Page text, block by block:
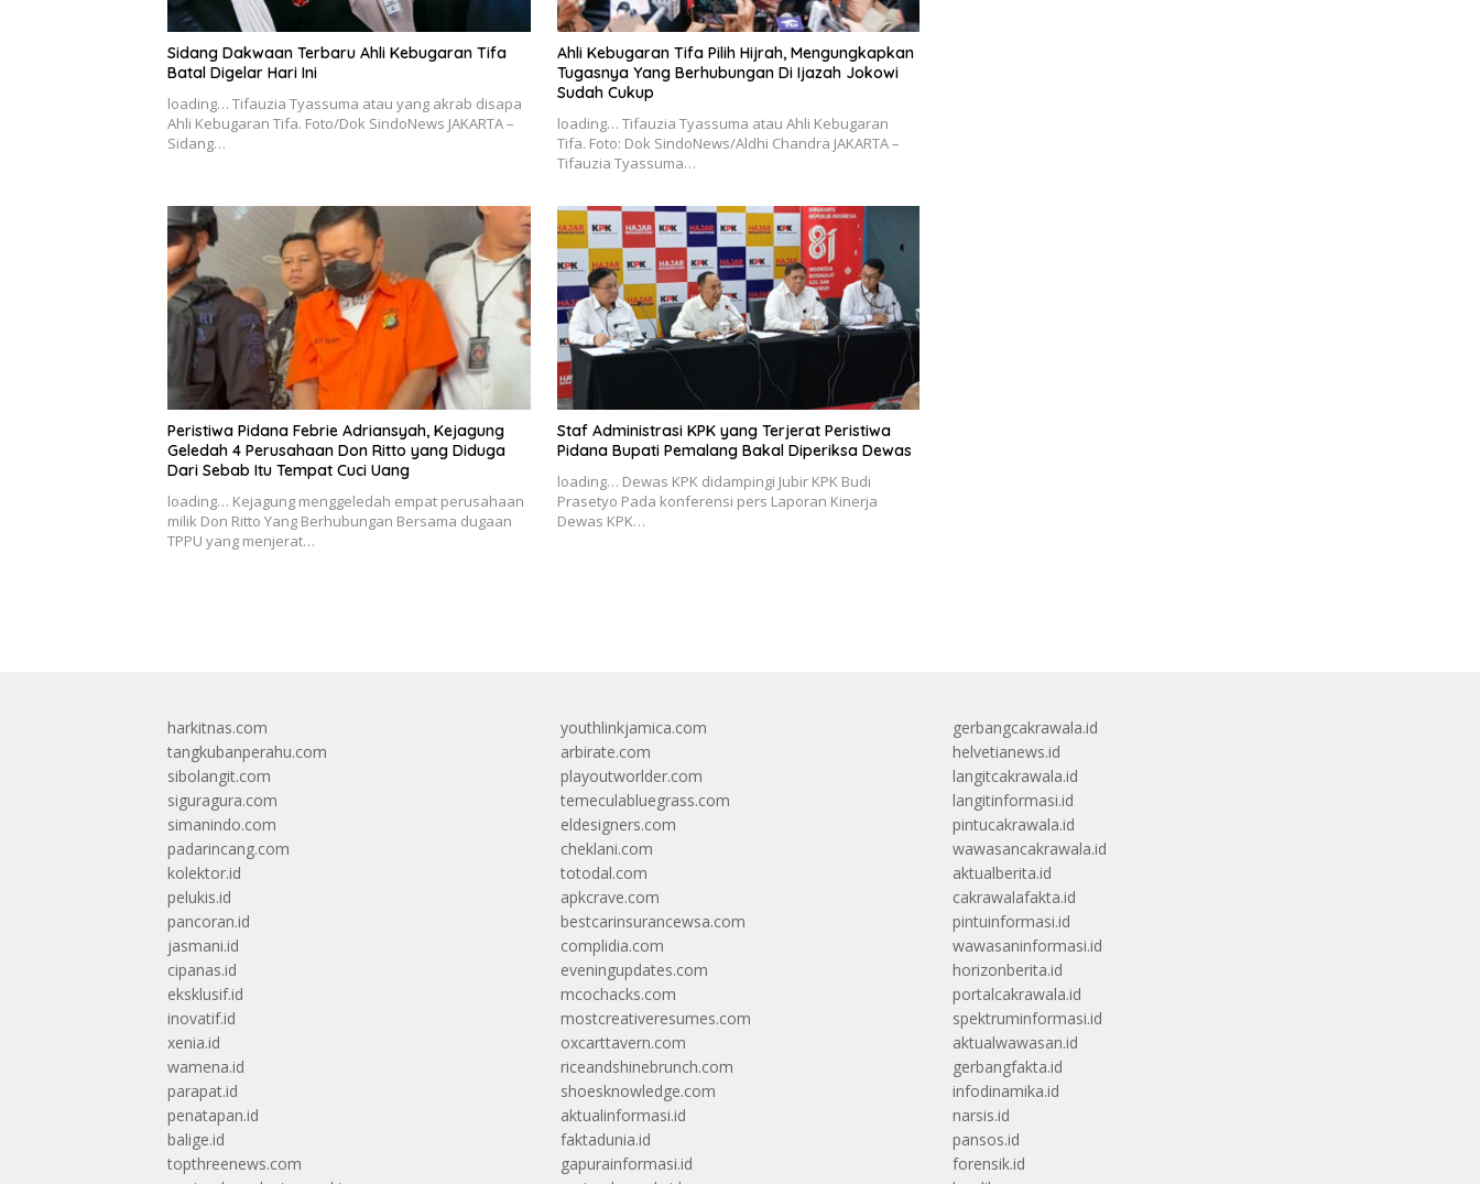
Sidang Dakwaan Terbaru Ahli Kebugaran Tifa
Batal Digelar Hari Ini
loading… Tifauzia Tyassuma atau yang akrab disapa
Ahli Kebugaran Tifa. Foto/Dok SindoNews JAKARTA –
Sidang…
Ahli Kebugaran Tifa Pilih Hijrah, Mengungkapkan
Tugasnya Yang Berhubungan Di Ijazah Jokowi
Sudah Cukup
loading… Tifauzia Tyassuma atau Ahli Kebugaran
Tifa. Foto: Dok SindoNews/Aldhi Chandra JAKARTA –
Tifauzia Tyassuma…
Peristiwa Pidana Febrie Adriansyah, Kejagung
Geledah 4 Perusahaan Don Ritto yang Diduga
Dari Sebab Itu Tempat Cuci Uang
loading… Kejagung menggeledah empat perusahaan
milik Don Ritto Yang Berhubungan Bersama dugaan
TPPU yang menjerat…
Staf Administrasi KPK yang Terjerat Peristiwa
Pidana Bupati Pemalang Bakal Diperiksa Dewas
loading… Dewas KPK didampingi Jubir KPK Budi
Prasetyo Pada konferensi pers Laporan Kinerja
Dewas KPK…
harkitnas.com
tangkubanperahu.com
sibolangit.com
siguragura.com
simanindo.com
padarincang.com
kolektor.id
pelukis.id
pancoran.id
jasmani.id
cipanas.id
eksklusif.id
inovatif.id
xenia.id
wamena.id
parapat.id
penatapan.id
balige.id
topthreenews.com
youthlinkjamica.com
arbirate.com
playoutworlder.com
temeculabluegrass.com
eldesigners.com
cheklani.com
totodal.com
apkcrave.com
bestcarinsurancewsa.com
complidia.com
eveningupdates.com
mcochacks.com
mostcreativeresumes.com
oxcarttavern.com
riceandshinebrunch.com
shoesknowledge.com
aktualinformasi.id
faktadunia.id
gapurainformasi.id
gerbangcakrawala.id
helvetianews.id
langitcakrawala.id
langitinformasi.id
pintucakrawala.id
wawasancakrawala.id
aktualberita.id
cakrawalafakta.id
pintuinformasi.id
wawasaninformasi.id
horizonberita.id
portalcakrawala.id
spektruminformasi.id
aktualwawasan.id
gerbangfakta.id
infodinamika.id
narsis.id
pansos.id
forensik.id